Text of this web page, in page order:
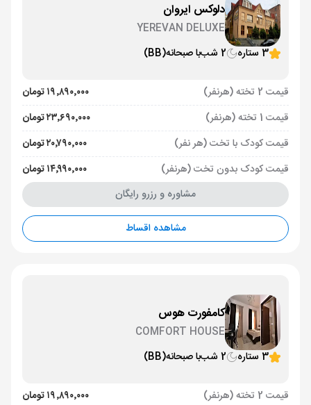
دلوکس ایروان
YEREVAN DELUXE
3 ستاره
2 شب با صبحانه(BB)
قیمت 2 تخته (هرنفر)
۱۹٬۸۹۰٬۰۰۰ تومان
قیمت 1 تخته (هرنفر)
۲۳٬۶۹۰٬۰۰۰ تومان
قیمت کودک با تخت (هر نفر)
۲۰٬۷۹۰٬۰۰۰ تومان
قیمت کودک بدون تخت (هرنفر)
۱۴٬۹۹۰٬۰۰۰ تومان
مشاوره و رزرو رایگان
مشاهده اقساط
کامفورت هوس
COMFORT HOUSE
3 ستاره
2 شب با صبحانه(BB)
قیمت 2 تخته (هرنفر)
۱۹٬۸۹۰٬۰۰۰ تومان